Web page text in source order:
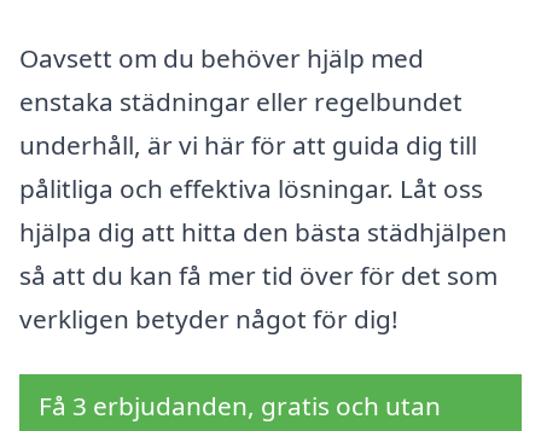
Oavsett om du behöver hjälp med
enstaka städningar eller regelbundet
underhåll, är vi här för att guida dig till
pålitliga och effektiva lösningar. Låt oss
hjälpa dig att hitta den bästa städhjälpen
så att du kan få mer tid över för det som
verkligen betyder något för dig!
Få 3 erbjudanden, gratis och utan